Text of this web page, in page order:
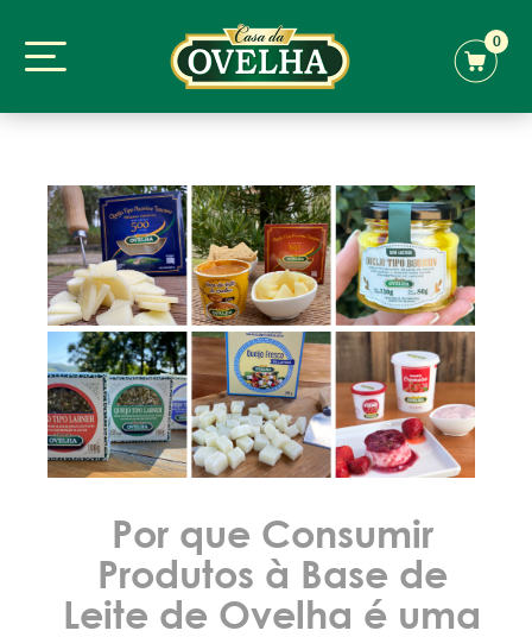
0
Por que Consumir
Produtos à Base de
Leite de Ovelha é uma